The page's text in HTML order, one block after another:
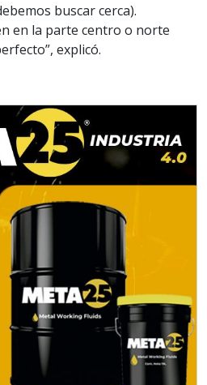
buscar cerca).
en la parte centro o norte
explicó.